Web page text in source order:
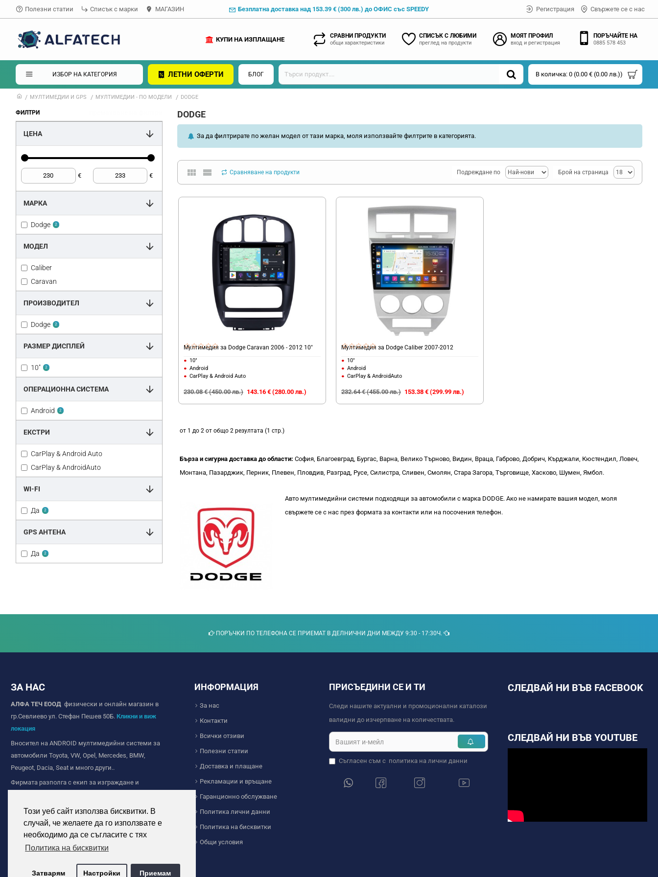
Този уеб сайт използва бисквитки. В
случай, че желаете да го използвате е
необходимо да се съгласите с тях
Политика на бисквитки
Затварям Настройки Приемам
Полезни статии Списък с марки МАГАЗИН Безплатна доставка над 153.39 € (300 лв.) до ОФИС със SPEEDY Регистрация Свържете се с нас
СРАВНИ ПРОДУКТИ
общи характеристики
СПИСЪК С ЛЮБИМИ
преглед на продукти
МОЯТ ПРОФИЛ
вход и регистрация
ПОРЪЧАЙТЕ НА
0885 578 453
КУПИ НА ИЗПЛАЩАНЕ
ИЗБОР НА КАТЕГОРИЯ ЛЕТНИ ОФЕРТИ БЛОГ В количка: 0 (0.00 € (0.00 лв.))
МУЛТИМЕДИИ И GPS МУЛТИМЕДИИ - ПО МОДЕЛИ DODGE
ФИЛТРИ
ЦЕНА
€ €
ПРОИЗВОДИТЕЛ
Dodge 2
РАЗМЕР ДИСПЛЕЙ
10" 2
ОПЕРАЦИОННА СИСТЕМА
Android 2
ЕКСТРИ
CarPlay & Android Auto
CarPlay & AndroidAuto
WI-FI
Да 2
GPS АНТЕНА
Да 2
МОДЕЛ
Caliber
Caravan
МАРКА
Dodge 2
DODGE
За да филтрирате по желан модел от тази марка, моля използвайте филтрите в категорията.
Авто мултимедийни системи подходящи за автомобили с марка DODGE. Ако не намирате вашия модел, моля
свържете се с нас през формата за контакти или на посочения телефон.
Сравняване на продукти Подреждане по Брой на страница
Мултимедия за Dodge Caravan 2006 - 2012 10"
10"
Android
CarPlay & Android Auto
143.16 € (280.00 лв.)
230.08 € (450.00 лв.)
Мултимедия за Dodge Caliber 2007-2012
10"
Android
CarPlay & AndroidAuto
153.38 € (299.99 лв.)
232.64 € (455.00 лв.)
от 1 до 2 от общо 2 резултата (1 стр.)
Бърза и сигурна доставка до области: София, Благоевград, Бургас, Варна, Велико Търново, Видин, Враца, Габрово, Добрич, Кърджали, Кюстендил, Ловеч,
Монтана, Пазарджик, Перник, Плевен, Пловдив, Разград, Русе, Силистра, Сливен, Смолян, Стара Загора, Търговище, Хасково, Шумен, Ямбол.
ПОРЪЧКИ ПО ТЕЛЕФОНА СЕ ПРИЕМАТ В ДЕЛНИЧНИ ДНИ МЕЖДУ 9:30 - 17:30Ч.
ЗА НАС
АЛФА ТЕЧ ЕООД физически и онлайн магазин в
гр.Севлиево ул. Стефан Пешев 50Б. Кликни и виж
локация
Вносител на ANDROID мултимедийни системи за
автомобили Toyota, VW, Opel, Mercedes, BMW,
Peugeot, Dacia, Seat и много други..
Фирмата разполга с екип за изграждане и
ние сме с дългогодишен опит в сферата на
видеонаблюдението.
Продажба на соларно осветление за дома и
индустриална цел. Прожектори и челници с
ИНФОРМАЦИЯ
За нас
Контакти
Всички отзиви
Полезни статии
Доставка и плащане
Рекламации и връщане
Гаранционно обслужване
Политика лични данни
Политика на бисквитки
Общи условия
ПРИСЪЕДИНИ СЕ И ТИ
Следи нашите актуални и промоционални каталози
валидни до изчерпване на количествата.
Съгласен съм с политика на лични данни
СЛЕДВАЙ НИ ВЪВ FACEBOOK
СЛЕДВАЙ НИ ВЪВ YOUTUBE